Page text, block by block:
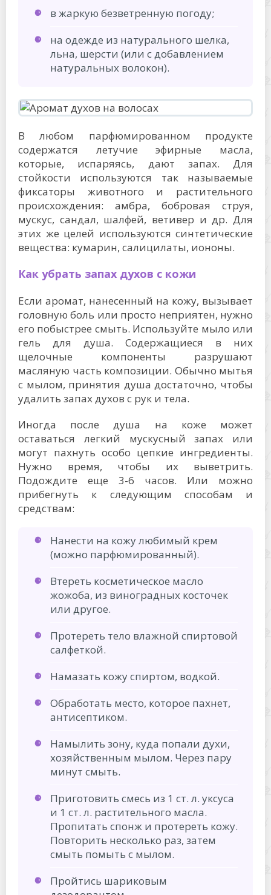
в жаркую безветренную погоду;
на одежде из натурального шелка,
льна, шерсти (или с добавлением
натуральных волокон).
В любом парфюмированном продукте
содержатся летучие эфирные масла,
которые, испаряясь, дают запах. Для
стойкости используются так называемые
фиксаторы животного и растительного
происхождения: амбра, бобровая струя,
мускус, сандал, шалфей, ветивер и др. Для
этих же целей используются синтетические
вещества: кумарин, салицилаты, иононы.
Как убрать запах духов с кожи
Если аромат, нанесенный на кожу, вызывает
головную боль или просто неприятен, нужно
его побыстрее смыть. Используйте мыло или
гель для душа. Содержащиеся в них
щелочные компоненты разрушают
масляную часть композиции. Обычно мытья
с мылом, принятия душа достаточно, чтобы
удалить запах духов с рук и тела.
Иногда после душа на коже может
оставаться легкий мускусный запах или
могут пахнуть особо цепкие ингредиенты.
Нужно время, чтобы их выветрить.
Подождите еще 3-6 часов. Или можно
прибегнуть к следующим способам и
средствам:
Нанести на кожу любимый крем
(можно парфюмированный).
Втереть косметическое масло
жожоба, из виноградных косточек
или другое.
Протереть тело влажной спиртовой
салфеткой.
Намазать кожу спиртом, водкой.
Обработать место, которое пахнет,
антисептиком.
Намылить зону, куда попали духи,
хозяйственным мылом. Через пару
минут смыть.
Приготовить смесь из 1 ст. л. уксуса
и 1 ст. л. растительного масла.
Пропитать спонж и протереть кожу.
Повторить несколько раз, затем
смыть помыть с мылом.
Пройтись шариковым